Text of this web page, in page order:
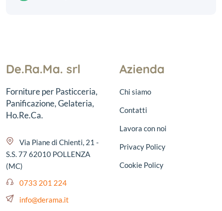
De.Ra.Ma. srl
Forniture per Pasticceria,
Panificazione, Gelateria,
Ho.Re.Ca.
Via Piane di Chienti, 21 -
S.S. 77 62010 POLLENZA
(MC)
0733 201 224
info@derama.it
Azienda
Chi siamo
Contatti
Lavora con noi
Privacy Policy
Cookie Policy